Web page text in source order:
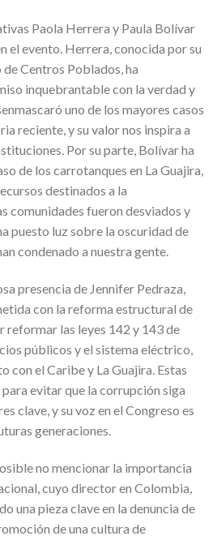
Paola Herrera y Paula Bolívar
el evento. Herrera, conocida por su
Centros Poblados, ha
inquebrantable con la verdad y
uno de los mayores casos
reciente, y su valor nos inspira a
Por su parte, Bolívar ha
de los carrotanques en La Guajira,
destinados a la
comunidades fueron desviados y
puesto luz sobre la oscuridad de
condenado a nuestra gente.
presencia de Jennifer Pedraza,
con la reforma estructural de
reformar las leyes 142 y 143 de
públicos y el sistema eléctrico,
con el Caribe y La Guajira. Estas
evitar que la corrupción siga
clave, y su voz en el Congreso es
generaciones.
no mencionar la importancia
cuyo director en Colombia,
una pieza clave en la denuncia de
de una cultura de